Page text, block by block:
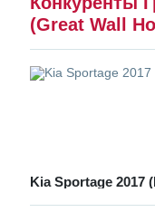
(Great Wall
Kia Sportage 2017